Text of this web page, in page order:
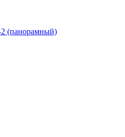
(панорамный)